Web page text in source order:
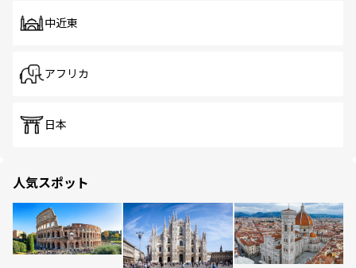
中近東
アフリカ
日本
人気スポット